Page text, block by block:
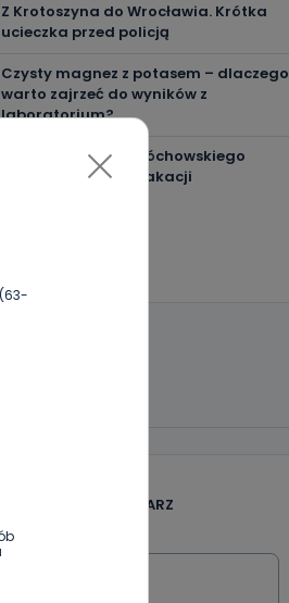
Z Krotoszyna do Wrocławia. Krótka
ucieczka przed policją
Czysty magnez z potasem – dlaczego
warto zajrzeć do wyników z
laboratorium?
Utrudnienia na Ledóchowskiego
jeszcze do końca wakacji
SWÓJ KOMENTARZ